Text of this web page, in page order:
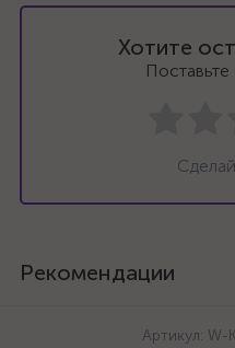
Хотите
Рекомендации
Артикул: W-